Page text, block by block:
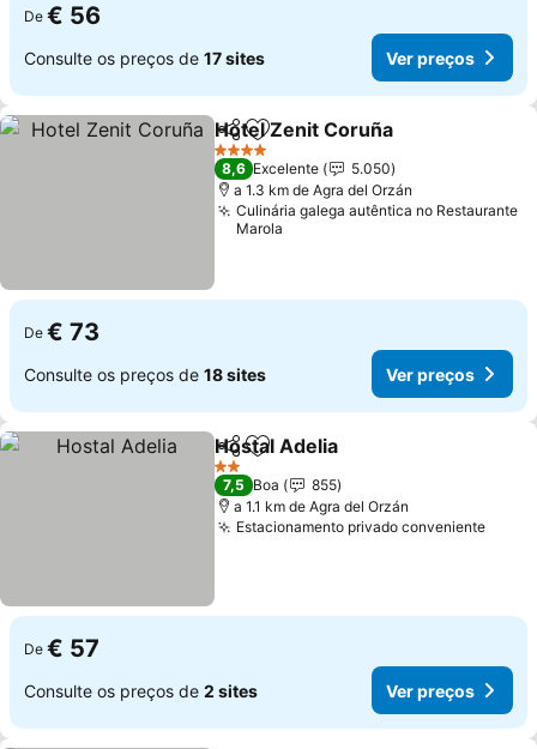
De € 56
Consulte os preços de 17 sites Ver preços
PartilharAdicionar aos favoritos
Hotel Zenit Coruña
4 Estrelas
8,6 Excelente
5.050
a 1.3 km de Agra del Orzán
Culinária galega autêntica no Restaurante
Marola
De € 73
Consulte os preços de 18 sites Ver preços
PartilharAdicionar aos favoritos
Hostal Adelia
2 Estrelas
7,5 Boa
855
a 1.1 km de Agra del Orzán
Estacionamento privado conveniente
De € 57
Consulte os preços de 2 sites Ver preços